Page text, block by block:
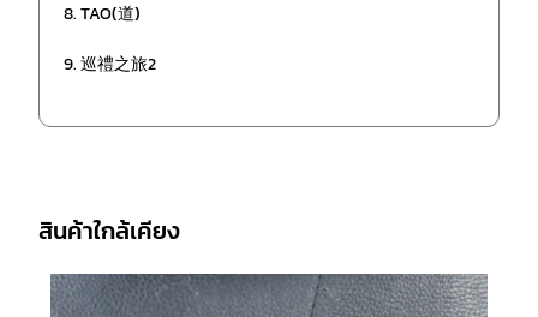
8. TAO(道)
9. 巡禮之旅2
สินค้าใกล้เคียง